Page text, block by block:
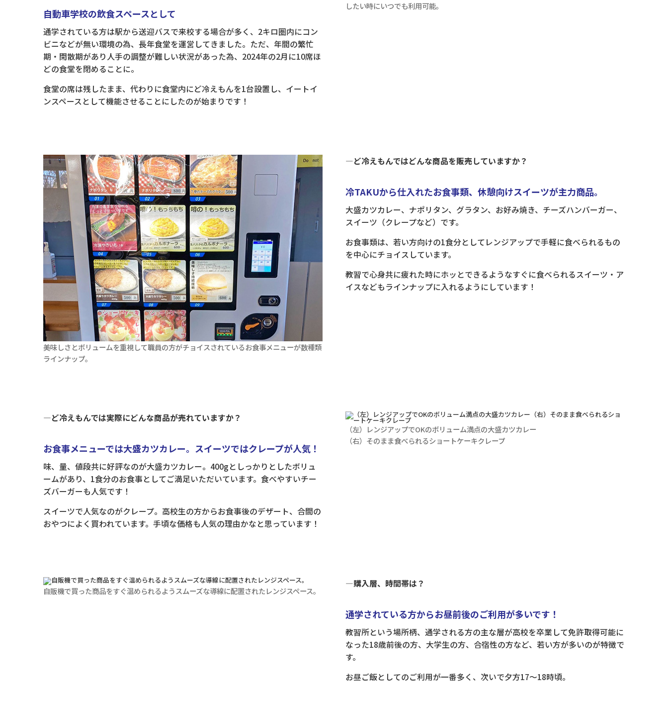
したい時にいつでも利用可能。
自動車学校の飲食スペースとして
通学されている方は駅から送迎バスで来校する場合が多く、2キロ圏内にコン
ビニなどが無い環境の為、長年食堂を運営してきました。ただ、年間の繁忙
期・閑散期があり人手の調整が難しい状況があった為、2024年の2月に10席ほ
どの食堂を閉めることに。
食堂の席は残したまま、代わりに食堂内にど冷えもんを1台設置し、イートイ
ンスペースとして機能させることにしたのが始まりです！
美味しさとボリュームを重視して職員の方がチョイスされているお食事メニューが数種類
ラインナップ。
―ど冷えもんではどんな商品を販売していますか？
冷TAKUから仕入れたお食事類、休憩向けスイーツが主力商品。
大盛カツカレー、ナポリタン、グラタン、お好み焼き、チーズハンバーガー、
スイーツ（クレープなど）です。
お食事類は、若い方向けの1食分としてレンジアップで手軽に食べられるもの
を中心にチョイスしています。
教習で心身共に疲れた時にホッとできるようなすぐに食べられるスイーツ・ア
イスなどもラインナップに入れるようにしています！
（左）レンジアップでOKのボリューム満点の大盛カツカレー
（右）そのまま食べられるショートケーキクレープ
―ど冷えもんでは実際にどんな商品が売れていますか？
お食事メニューでは大盛カツカレー。スイーツではクレープが人気！
味、量、値段共に好評なのが大盛カツカレー。400gとしっかりとしたボリュ
ームがあり、1食分のお食事としてご満足いただいています。食べやすいチー
ズバーガーも人気です！
スイーツで人気なのがクレープ。高校生の方からお食事後のデザート、合間の
おやつによく買われています。手頃な価格も人気の理由かなと思っています！
自販機で買った商品をすぐ温められるようスムーズな導線に配置されたレンジスペース。
―購入層、時間帯は？
通学されている方からお昼前後のご利用が多いです！
教習所という場所柄、通学される方の主な層が高校を卒業して免許取得可能に
なった18歳前後の方、大学生の方、合宿性の方など、若い方が多いのが特徴で
す。
お昼ご飯としてのご利用が一番多く、次いで夕方17～18時頃。